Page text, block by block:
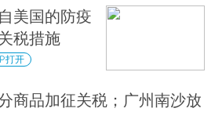
美国的防疫
税措施
打开
商品加征关税；广州南沙放